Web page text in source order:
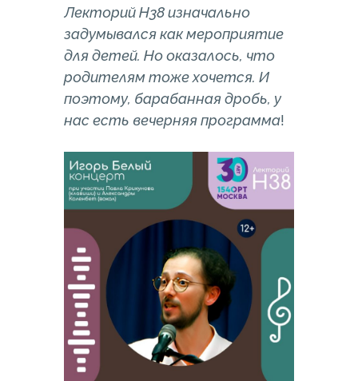
Лекторий Н38 изначально
задумывался как мероприятие
для детей. Но оказалось, что
родителям тоже хочется. И
поэтому, барабанная дробь, у
нас есть вечерняя программа!